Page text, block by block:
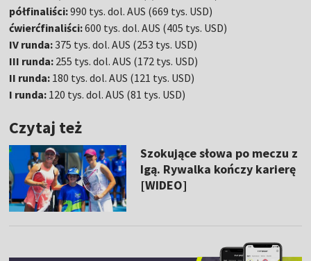
półfinaliści:990 tys. dol. AUS (669 tys. USD)
ćwierćfinaliści:600 tys. dol. AUS (405 tys. USD)
IV runda:375 tys. dol. AUS (253 tys. USD)
III runda: 255 tys. dol. AUS (172 tys. USD)
II runda: 180 tys. dol. AUS (121 tys. USD)
I runda: 120 tys. dol. AUS (81 tys. USD)
Czytaj też
Szokujące słowa po meczu z
Igą. Rywalka kończy karierę
[WIDEO]